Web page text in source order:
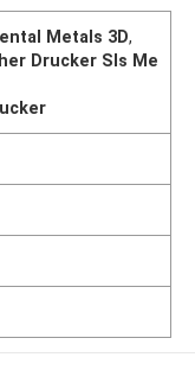
Metals 3D,
Drucker Sls Me